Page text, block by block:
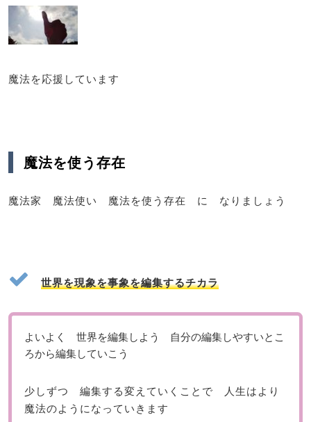
魔法を応援しています
魔法を使う存在
魔法家 魔法使い 魔法を使う存在 に なりましょう
世界を現象を事象を編集するチカラ
よいよく 世界を編集しよう 自分の編集しやすいとこ
ろから編集していこう
少しずつ 編集する変えていくことで 人生はより
魔法のようになっていきます